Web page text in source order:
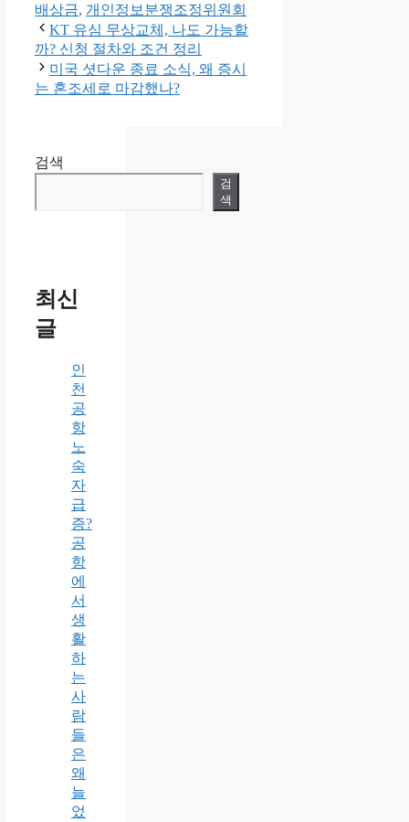
배상금, 개인정보분쟁조정위원회
KT 유심 무상교체, 나도 가능할
까? 신청 절차와 조건 정리
미국 셧다운 종료 소식, 왜 증시
는 혼조세로 마감했나?
검색
검
색
최신
글
인
천
공
항
노
숙
자
급
증?
공
항
에
서
생
활
하
는
사
람
들
은
왜
늘
었